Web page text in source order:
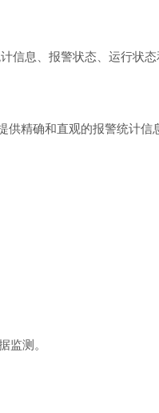
息、报警状态、运行状态
精确和直观的报警统计信
监测。